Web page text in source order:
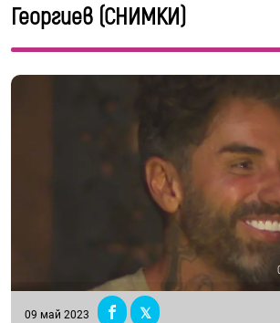
Георгиев (СНИМКИ)
09 май 2023